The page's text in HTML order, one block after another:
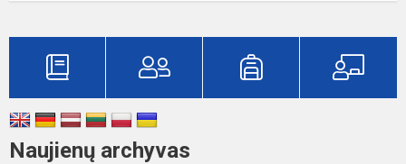
Naujienų archyvas